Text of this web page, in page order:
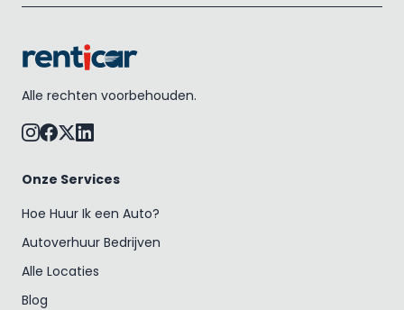
Alle rechten voorbehouden.
Onze Services
Hoe Huur Ik een Auto?
Autoverhuur Bedrijven
Alle Locaties
Blog